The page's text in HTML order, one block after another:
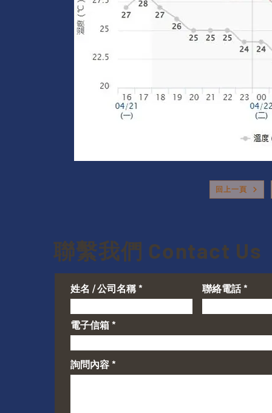
回上一頁
聯繫我們 Contact Us
姓名 / 公司名稱 聯絡電話
電子信箱
詢問內容